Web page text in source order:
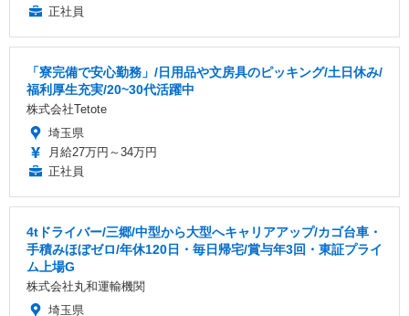
正社員
「寮完備で安心勤務」/日用品や文房具のピッキング/土日休み/
福利厚生充実/20~30代活躍中
株式会社Tetote
埼玉県
月給27万円～34万円
正社員
4tドライバー/三郷/中型から大型へキャリアアップ/カゴ台車・
手積みほぼゼロ/年休120日・毎日帰宅/賞与年3回・東証プライ
ム上場G
株式会社丸和運輸機関
埼玉県